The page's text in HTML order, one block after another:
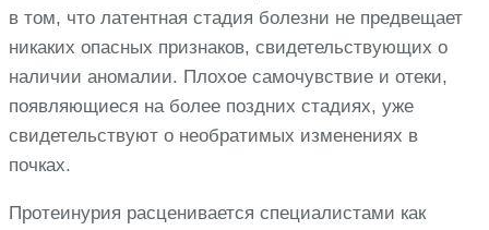
в том, что латентная стадия болезни не предвещает
никаких опасных признаков, свидетельствующих о
наличии аномалии. Плохое самочувствие и отеки,
появляющиеся на более поздних стадиях, уже
свидетельствуют о необратимых изменениях в
почках.
Протеинурия расценивается специалистами как